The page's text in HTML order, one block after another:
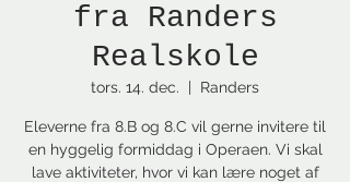
fra Randers
Realskole
tors. 14. dec.
  |
Randers
Eleverne fra 8.B og 8.C vil gerne invitere til
en hyggelig formiddag i Operaen. Vi skal
lave aktiviteter, hvor vi kan lære noget af